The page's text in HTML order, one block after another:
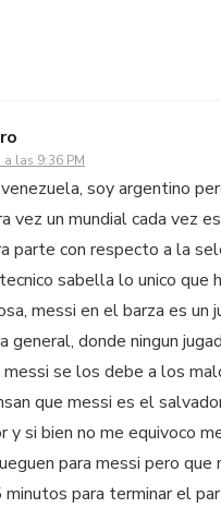
las 9:36 PM
soy argentino
vez un mundial cada vez
parte con respecto a la
sabella lo unico que
messi en el barza es
general, donde ningun
se los debe a los
que messi es el
y si bien no me equivoco
para messi pero
para terminar el